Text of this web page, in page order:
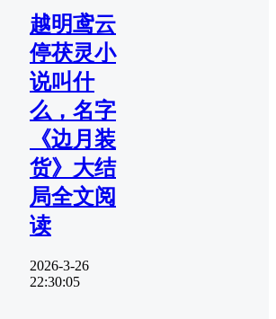
越明鸢云
停茯灵小
说叫什
么，名字
《边月装
货》大结
局全文阅
读
2026-3-26
22:30:05